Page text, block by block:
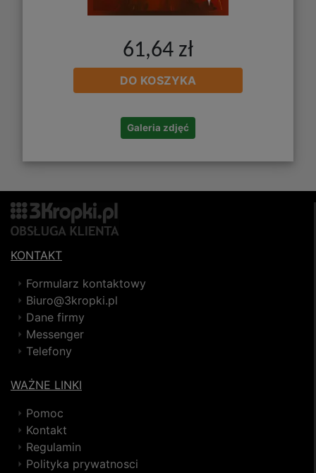
61,64 zł
DO KOSZYKA
Galeria zdjęć
KONTAKT
Formularz kontaktowy
Biuro@3kropki.pl
Dane firmy
Messenger
Telefony
WAŻNE LINKI
Pomoc
Kontakt
Regulamin
Polityka prywatnosci